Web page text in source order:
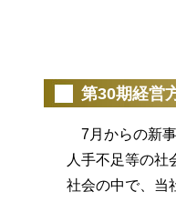
（
第30期経営
7月からの新事
人手不足等の社
社会の中で、当